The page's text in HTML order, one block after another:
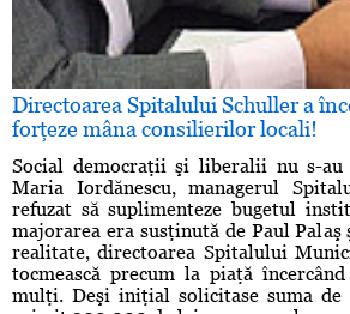
Directoarea Spitalului Schuller a
forţeze mâna consilierilor locali!
Social democraţii şi liberalii nu s-
Maria Iordănescu, managerul
refuzat să suplimenteze bugetul
majorarea era susţinută de Paul
realitate, directoarea Spitalului
tocmească precum la piaţă
mulţi. Deşi iniţial solicitase suma